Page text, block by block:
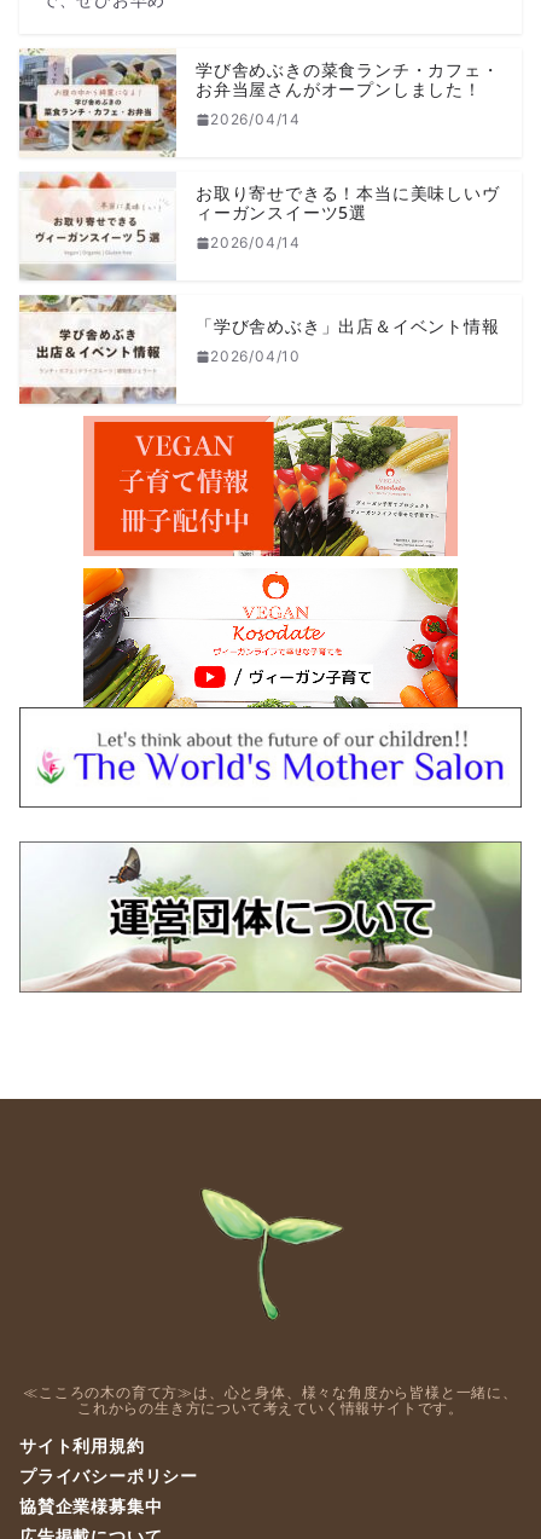
学び舎めぶきの菜食ランチ・カフェ・
お弁当屋さんがオープンしました！
2026/04/14
お取り寄せできる！本当に美味しいヴ
ィーガンスイーツ5選
2026/04/14
「学び舎めぶき」出店＆イベント情報
2026/04/10
≪こころの木の育て方≫は、心と身体、様々な角度から皆様と一緒に、
これからの生き方について考えていく情報サイトです。
サイト利用規約
プライバシーポリシー
協賛企業様募集中